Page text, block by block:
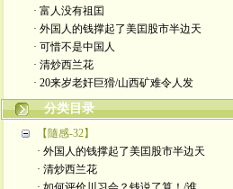
· 富人没有祖囯
· 外国人的钱撑起了美囯股市半边天
· 可惜不是中国人
· 清炒西兰花
· 20来岁老奸巨猾/山西矿难令人发
分类目录
【隨感-32】
· 外国人的钱撑起了美囯股市半边天
· 清炒西兰花